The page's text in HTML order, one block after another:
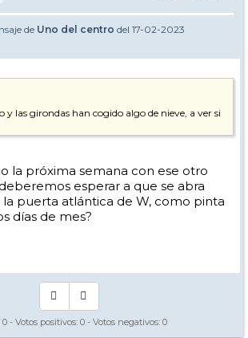
de Uno del centro del 17-02-2023
y las girondas han cogido algo de nieve, a ver si
la próxima semana con ese otro
esperar a que se abra
puerta atlántica de W, como pinta
días de mes?
0 - Votos positivos: 0 - Votos negativos: 0